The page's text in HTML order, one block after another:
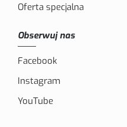
Oferta specjalna
Obserwuj nas
Facebook
Instagram
YouTube